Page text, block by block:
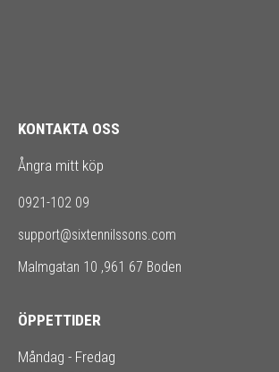
KONTAKTA OSS
Ångra mitt köp
0921-102 09
support@sixtennilssons.com
Malmgatan 10 ,961 67 Boden
ÖPPETTIDER
Måndag - Fredag